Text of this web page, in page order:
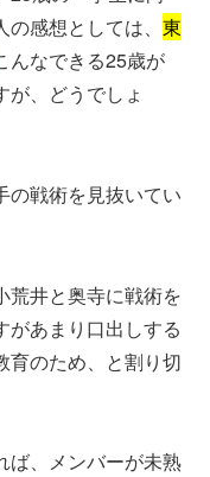
感想としては、 東
んなできる25歳が
が、どうでしょ
の戦術を見抜いてい
荒井と奥寺に戦術を
があまり口出しする
育のため、と割り切
ば、メンバーが未熟